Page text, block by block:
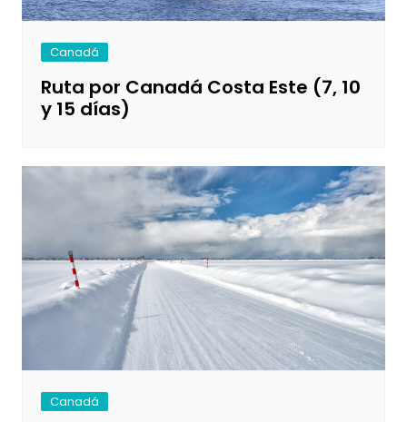
Canadá
Ruta por Canadá Costa Este (7, 10
y 15 días)
Canadá